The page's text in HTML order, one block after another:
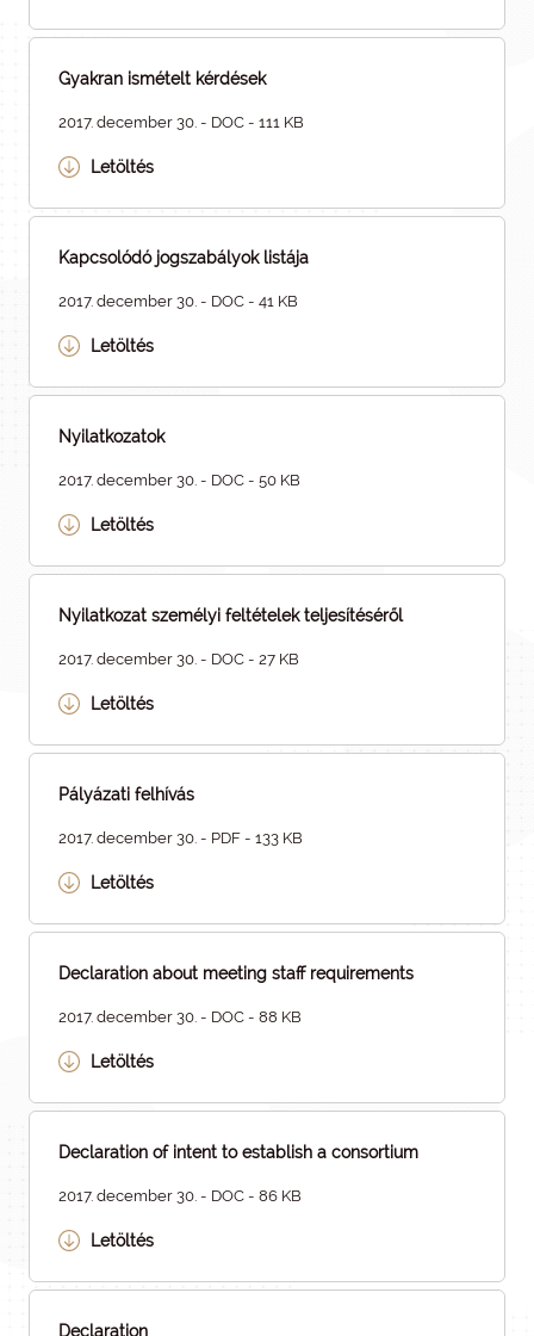
Gyakran ismételt kérdések
2017. december 30. - DOC - 111 KB
Letöltés
Kapcsolódó jogszabályok listája
2017. december 30. - DOC - 41 KB
Letöltés
Nyilatkozatok
2017. december 30. - DOC - 50 KB
Letöltés
Nyilatkozat személyi feltételek teljesítéséről
2017. december 30. - DOC - 27 KB
Letöltés
Pályázati felhívás
2017. december 30. - PDF - 133 KB
Letöltés
Declaration about meeting staff requirements
2017. december 30. - DOC - 88 KB
Letöltés
Declaration of intent to establish a consortium
2017. december 30. - DOC - 86 KB
Letöltés
Declaration